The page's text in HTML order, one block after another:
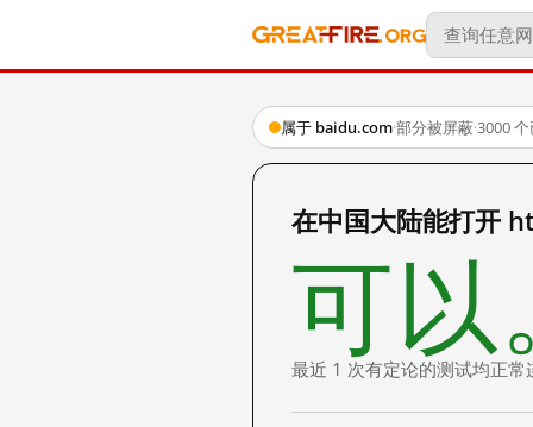
属于 baidu.com·部分被屏蔽·3000
在中国大陆能打开
可以
最近 1 次有定论的测试均正常